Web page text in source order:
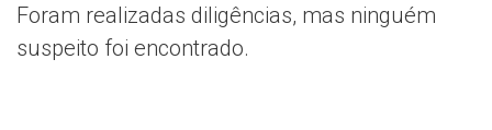
Foram realizadas diligências, mas ninguém
suspeito foi encontrado.